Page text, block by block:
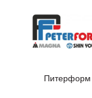
Питерформ